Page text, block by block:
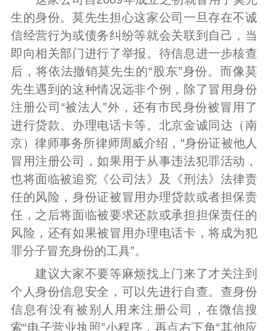
生的身份。莫先生担心这家公司一旦存在不诚
信经营行为或债务纠纷等就会关联到自己，当
即向相关部门进行了举报。待信息进一步核查
后，将依法撤销莫先生的“股东”身份。而像莫
先生遇到的这种情况远非个例，除了冒用身份
注册公司“被法人”外，还有市民身份被冒用了
进行贷款、办理电话卡等。北京金诚同达（南
京）律师事务所律师周威介绍，“身份证被他人
冒用注册公司，如果用于从事违法犯罪活动，
也将面临被追究《公司法》及《刑法》法律责
任的风险，身份证被冒用办理贷款或者担保责
任，之后将面临被要求还款或承担担保责任的
风险，还有如果被冒用办理电话卡，将成为犯
罪分子冒充身份的工具”。
建议大家不要等麻烦找上门来了才关注到
个人身份信息安全，可以先进行自查。查身份
信息有没有被别人用来注册公司，在微信搜
索“电子营业执照”小程序，再点右下角“其他应